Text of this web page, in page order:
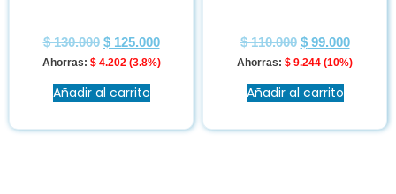
$130.000 $125.000
Ahorras: $4.202 (3.8%)
Añadir al carrito
$110.000 $99.000
Ahorras: $ 9.244 (10%)
Añadir al carrito